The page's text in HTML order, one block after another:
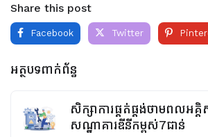
Share this post
Facebook Twitter
អត្ថបទពាក់ព័ន្ធ
សិក្សាការផ្គត់ផ្គង់ថាមពលអគ្
សណ្ឋាគារឌីនីកម្ពស់7ជាន់